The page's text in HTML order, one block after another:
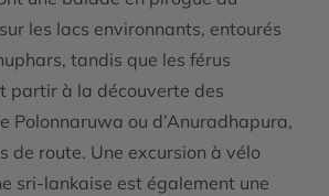
sur les lacs environnants, entourés
tandis que les férus
partir à la découverte des
Polonnaruwa ou d’Anuradhapura,
de route. Une excursion à vélo
sri-lankaise est également une